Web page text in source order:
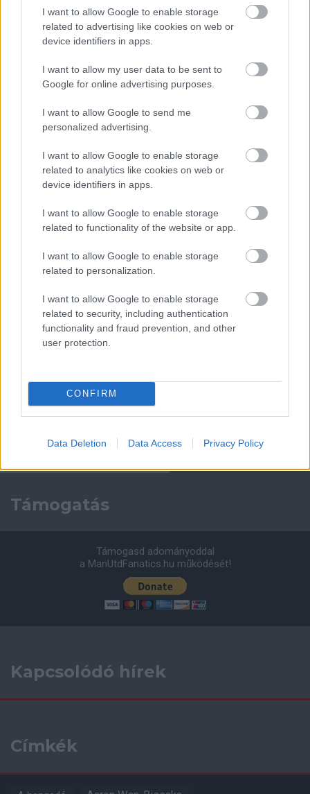
I want to allow Google to enable storage
related to advertising like cookies on web or
device identifiers in apps.
I want to allow my user data to be sent to
Google for online advertising purposes.
I want to allow Google to send me
personalized advertising.
I want to allow Google to enable storage
related to analytics like cookies on web or
device identifiers in apps.
I want to allow Google to enable storage
related to functionality of the website or app.
I want to allow Google to enable storage
related to personalization.
I want to allow Google to enable storage
related to security, including authentication
functionality and fraud prevention, and other
user protection.
CONFIRM
Data Deletion Data Access Privacy Policy
Paris Saint-Germain
Manchester United
Felkészülési szezon 4. mérkőzés
Nya Ullevi, Göteborg
2026-08-08 17:00
Leeds UnitedvsManchester United
Támogatás
Támogasd adományoddal
a ManUtdFanatics.hu működését!
Kapcsolódó hírek
Címkék